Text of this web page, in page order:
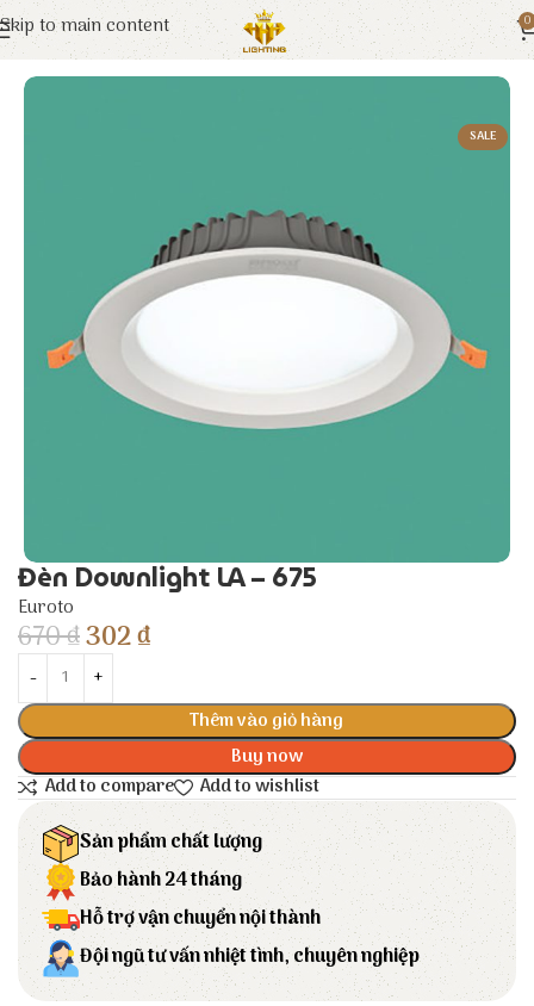
Skip to main content 0
Trang chủ Euroto Đèn LED
SALE
Đèn Downlight LA – 675
Euroto
670₫302₫
Thêm vào giỏ hàng
Buy now
Add to compare
Add to wishlist
Sản phẩm chất lượng
Bảo hành 24 tháng
Hỗ trợ vận chuyển nội thành
Đội ngũ tư vấn nhiệt tình, chuyên nghiệp